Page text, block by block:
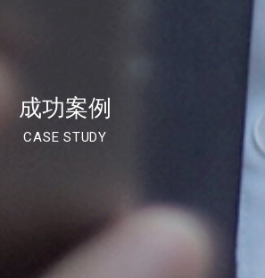
成功案例
CASE STUDY